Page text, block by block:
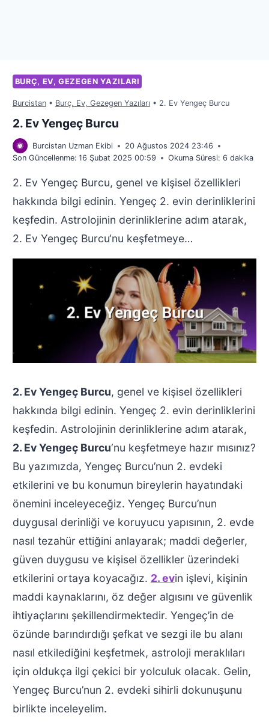
BURÇ, EV, GEZEGEN YAZILARI
Burcistan• Burç, Ev, Gezegen Yazıları • 2. Ev Yengeç Burcu
2. Ev Yengeç Burcu
Burcistan Uzman Ekibi
20 Ağustos 2024 23:46
Son Güncellenme: 16 Şubat 2025 00:59 Okuma Süresi: 6 dakika
2. Ev Yengeç Burcu, genel ve kişisel özellikleri
hakkında bilgi edinin. Yengeç 2. evin derinliklerini
keşfedin. Astrolojinin derinliklerine adım atarak,
2. Ev Yengeç Burcu‘nu keşfetmeye…
2. Ev Yengeç Burcu, genel ve kişisel özellikleri
hakkında bilgi edinin. Yengeç 2. evin derinliklerini
keşfedin. Astrolojinin derinliklerine adım atarak,
2. Ev Yengeç Burcu‘nu keşfetmeye hazır mısınız?
Bu yazımızda, Yengeç Burcu’nun 2. evdeki
etkilerini ve bu konumun bireylerin hayatındaki
önemini inceleyeceğiz. Yengeç Burcu’nun
duygusal derinliği ve koruyucu yapısının, 2. evde
nasıl tezahür ettiğini anlayarak; maddi değerler,
güven duygusu ve kişisel özellikler üzerindeki
etkilerini ortaya koyacağız. 2. evin işlevi, kişinin
maddi kaynaklarını, öz değer algısını ve güvenlik
ihtiyaçlarını şekillendirmektedir. Yengeç’in de
özünde barındırdığı şefkat ve sezgi ile bu alanı
nasıl etkilediğini keşfetmek, astroloji meraklıları
için oldukça ilgi çekici bir yolculuk olacak. Gelin,
Yengeç Burcu’nun 2. evdeki sihirli dokunuşunu
birlikte inceleyelim.